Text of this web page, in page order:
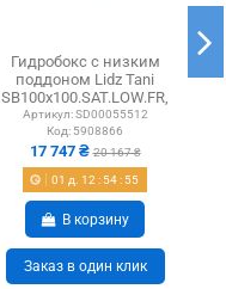
Гидробокс с низким
поддоном Lidz Tani
SB100x100.SAT.LOW.FR,
полукруглый, стекло Frost
4 мм
Артикул: SD00055512
Код: 5908866
17 747 ₴20 167 ₴
01 д. 12 : 54: 54
В корзину
Заказ в один клик